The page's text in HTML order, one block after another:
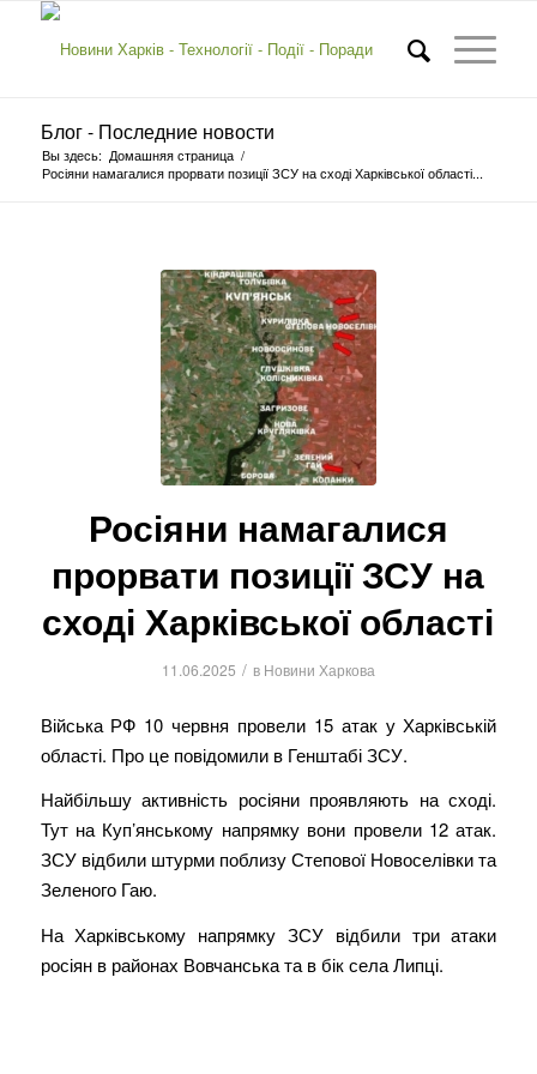
Блог - Последние новости
Вы здесь: Домашняя страница /
Росіяни намагалися прорвати позиції ЗСУ на сході Харківської області...
Росіяни намагалися
прорвати позиції ЗСУ на
сході Харківської області
11.06.2025 / в Новини Харкова
Війська РФ 10 червня провели 15 атак у Харківській
області. Про це повідомили в Генштабі ЗСУ.
Найбільшу активність росіяни проявляють на сході.
Тут на Куп’янському напрямку вони провели 12 атак.
ЗСУ відбили штурми поблизу Степової Новоселівки та
Зеленого Гаю.
На Харківському напрямку ЗСУ відбили три атаки
росіян в районах Вовчанська та в бік села Липці.